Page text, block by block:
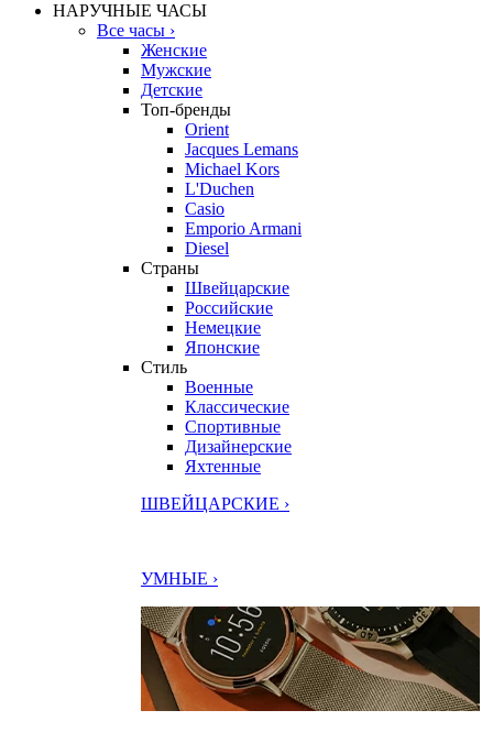
НАРУЧНЫЕ ЧАСЫ
Все часы ›
Женские
Мужские
Детские
Топ-бренды
Orient
Jacques Lemans
Michael Kors
L'Duchen
Casio
Emporio Armani
Diesel
Страны
Швейцарские
Российские
Немецкие
Японские
Стиль
Военные
Классические
Спортивные
Дизайнерские
Яхтенные
ШВЕЙЦАРСКИЕ ›
УМНЫЕ ›